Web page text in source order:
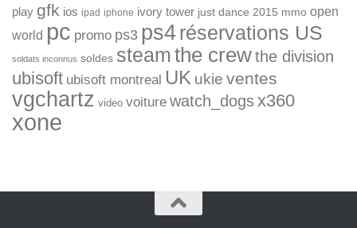
play gfk ios ipad iphone ivory tower just dance 2015 mmo open
world pc promo ps3 ps4réservations US
soldats inconnus soldes steamthe crewthe division
ubisoft ubisoft montreal UK ukie ventes
vgchartz video voiture watch_dogsx360
xone